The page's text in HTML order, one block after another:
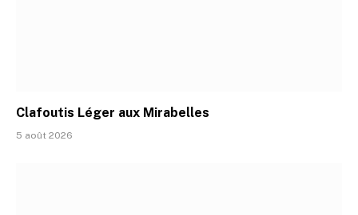
Clafoutis Léger aux Mirabelles
5 août 2026